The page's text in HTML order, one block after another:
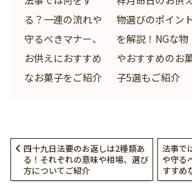
る？一連の流れや
守るべきマナー、
お供えにおすすめ
なお菓子をご紹介
物選びのポイント
を解説！NGな物
やおすすめのお
子5選もご紹介
四十九日法要のお返しは2種類あ
る！それぞれの意味や相場、選び
方についてご紹介
法事で
や守る
すすめ